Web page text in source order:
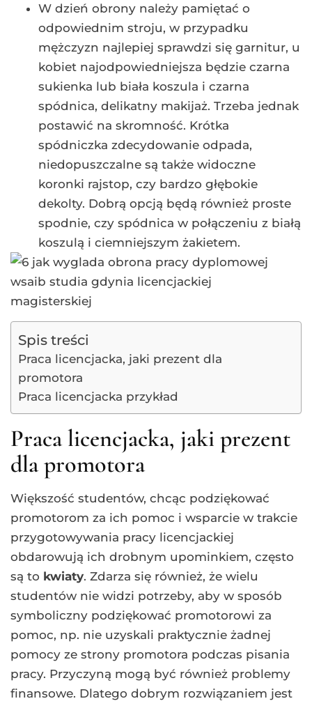
W dzień obrony należy pamiętać o
odpowiednim stroju, w przypadku
mężczyzn najlepiej sprawdzi się garnitur, u
kobiet najodpowiedniejsza będzie czarna
sukienka lub biała koszula i czarna
spódnica, delikatny makijaż. Trzeba jednak
postawić na skromność. Krótka
spódniczka zdecydowanie odpada,
niedopuszczalne są także widoczne
koronki rajstop, czy bardzo głębokie
dekolty. Dobrą opcją będą również proste
spodnie, czy spódnica w połączeniu z białą
koszulą i ciemniejszym żakietem.
Spis treści
Praca licencjacka, jaki prezent dla
promotora
Praca licencjacka przykład
Praca licencjacka, jaki prezent
dla promotora
Większość studentów, chcąc podziękować
promotorom za ich pomoc i wsparcie w trakcie
przygotowywania pracy licencjackiej
obdarowują ich drobnym upominkiem, często
są to kwiaty. Zdarza się również, że wielu
studentów nie widzi potrzeby, aby w sposób
symboliczny podziękować promotorowi za
pomoc, np. nie uzyskali praktycznie żadnej
pomocy ze strony promotora podczas pisania
pracy. Przyczyną mogą być również problemy
finansowe. Dlatego dobrym rozwiązaniem jest